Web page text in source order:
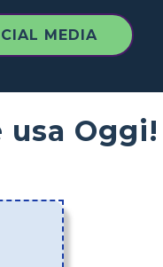
MEDIA
usa Oggi!